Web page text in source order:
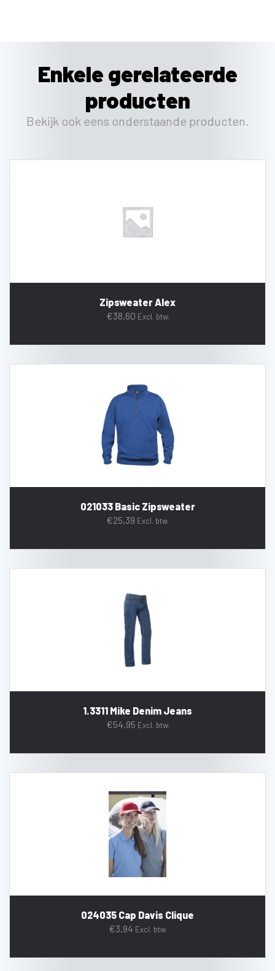
Enkele gerelateerde
producten
Bekijk ook eens onderstaande producten.
Zipsweater Alex
€38,60 Excl. btw.
021033 Basic Zipsweater
€25,39 Excl. btw.
1.3311 Mike Denim Jeans
€54,95 Excl. btw.
024035 Cap Davis Clique
€3,94 Excl. btw.